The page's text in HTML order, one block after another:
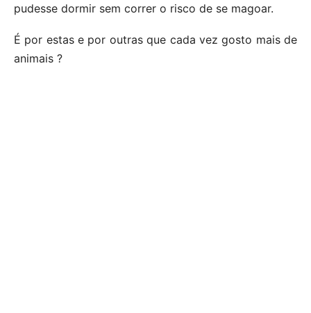
pudesse dormir sem correr o risco de se magoar.
É por estas e por outras que cada vez gosto mais de
animais ?